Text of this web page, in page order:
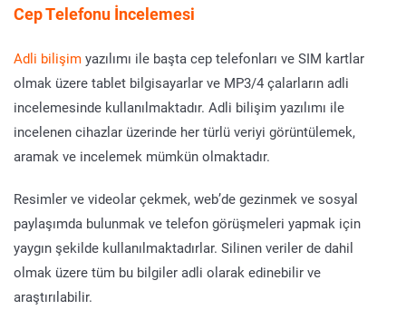
Cep Telefonu İncelemesi
Adli bilişim yazılımı ile başta cep telefonları ve SIM kartlar
olmak üzere tablet bilgisayarlar ve MP3/4 çalarların adli
incelemesinde kullanılmaktadır. Adli bilişim yazılımı ile
incelenen cihazlar üzerinde her türlü veriyi görüntülemek,
aramak ve incelemek mümkün olmaktadır.
Resimler ve videolar çekmek, web’de gezinmek ve sosyal
paylaşımda bulunmak ve telefon görüşmeleri yapmak için
yaygın şekilde kullanılmaktadırlar. Silinen veriler de dahil
olmak üzere tüm bu bilgiler adli olarak edinebilir ve
araştırılabilir.